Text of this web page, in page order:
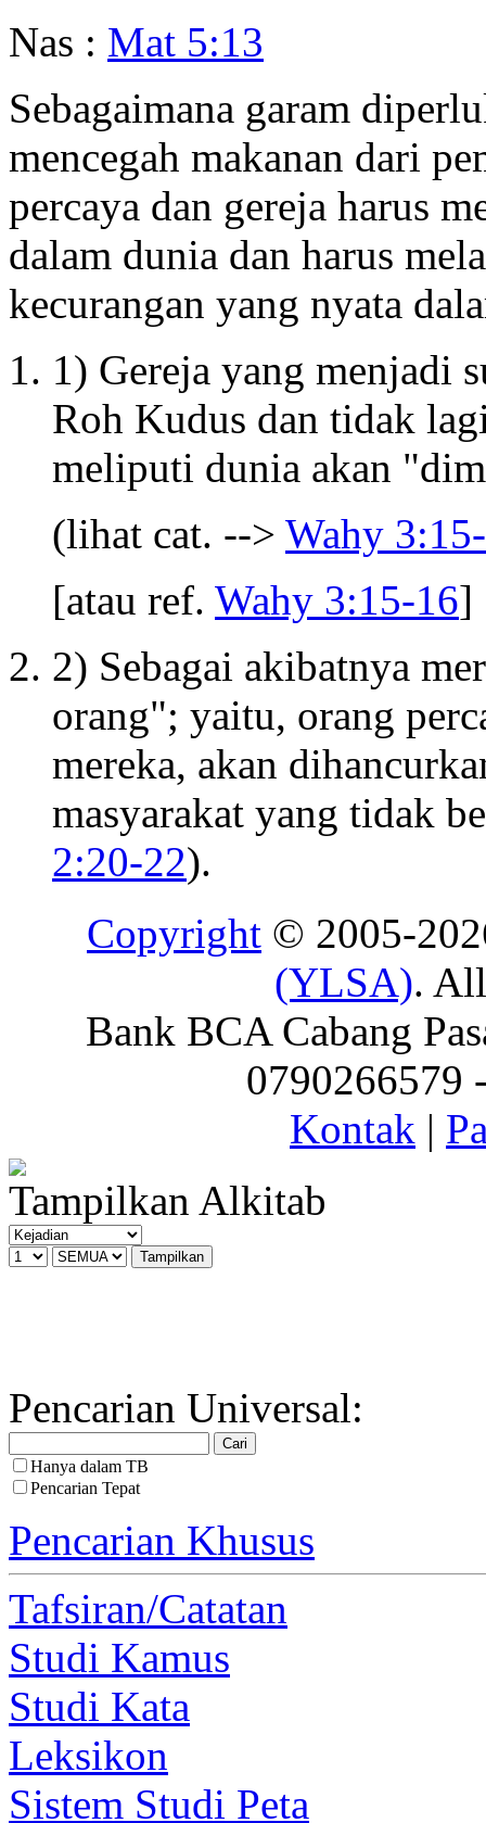
Nas : Mat 5:13
Sebagaimana garam
mencegah makanan dari
percaya dan gereja harus
dalam dunia dan harus
kecurangan yang nyata
1) Gereja yang menjadi
Roh Kudus dan tidak
meliputi dunia akan
(lihat cat. --> Wahy
[atau ref. Wahy 3:15-16]
2) Sebagai akibatnya
orang"; yaitu, orang
mereka, akan
masyarakat yang tidak
2:20-22).
Copyright © 2005-
(YLSA).
Bank BCA Cabang
0790266579
Kontak |
Tampilkan Alkitab
Pencarian Universal:
Hanya dalam TB
Pencarian Tepat
Pencarian Khusus
Tafsiran/Catatan
Studi Kamus
Studi Kata
Leksikon
Sistem Studi Peta